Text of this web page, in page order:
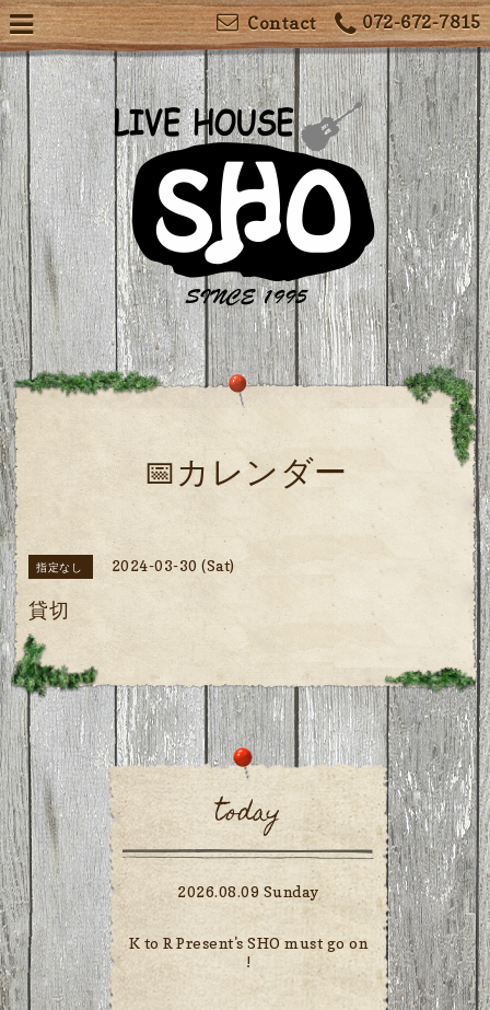
072-672-7815
Contact
📅カレンダー
指定なし 2024-03-30 (Sat)
貸切
today
2026.08.09 Sunday
K to R Present's SHO must go on
!